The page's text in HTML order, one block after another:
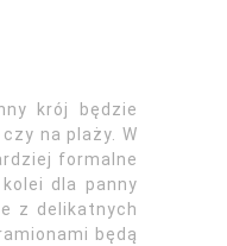
krój będzie
na plaży. W
formalne
dla panny
z delikatnych
będą